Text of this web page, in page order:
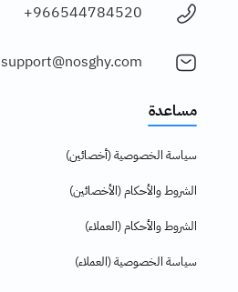
966544784520+
support@nosghy.com
مساعدة
سياسة الخصوصية (أخصائين)
الشروط والأحكام (الأخصائين)
الشروط والأحكام (العملاء)
سياسة الخصوصية (العملاء)